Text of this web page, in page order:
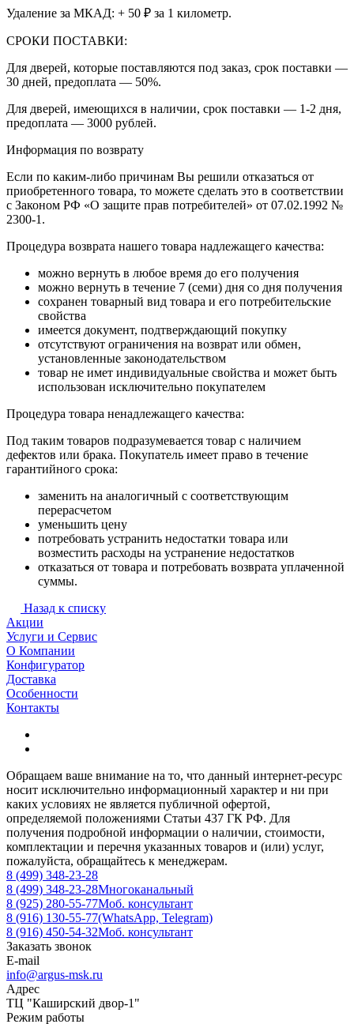
Удаление за МКАД: + 50 ₽ за 1 километр.
СРОКИ ПОСТАВКИ:
Для дверей, которые поставляются под заказ, срок поставки —
30 дней, предоплата — 50%.
Для дверей, имеющихся в наличии, срок поставки — 1-2 дня,
предоплата — 3000 рублей.
Информация по возврату
Если по каким-либо причинам Вы решили отказаться от
приобретенного товара, то можете сделать это в соответствии
с Законом РФ «О защите прав потребителей» от 07.02.1992 №
2300-1.
Процедура возврата нашего товара надлежащего качества:
можно вернуть в любое время до его получения
можно вернуть в течение 7 (семи) дня со дня получения
сохранен товарный вид товара и его потребительские
свойства
имеется документ, подтверждающий покупку
отсутствуют ограничения на возврат или обмен,
установленные законодательством
товар не имет индивидуальные свойства и может быть
использован исключительно покупателем
Процедура товара ненадлежащего качества:
Под таким товаров подразумевается товар с наличием
дефектов или брака. Покупатель имеет право в течение
гарантийного срока:
заменить на аналогичный с соответствующим
перерасчетом
уменьшить цену
потребовать устранить недостатки товара или
возместить расходы на устранение недостатков
отказаться от товара и потребовать возврата уплаченной
суммы.
Назад к списку
Акции
Услуги и Сервис
О Компании
Конфигуратор
Доставка
Особенности
Контакты
Обращаем ваше внимание на то, что данный интернет-ресурс
носит исключительно информационный характер и ни при
каких условиях не является публичной офертой,
определяемой положениями Статьи 437 ГК РФ. Для
получения подробной информации о наличии, стоимости,
комплектации и перечня указанных товаров и (или) услуг,
пожалуйста, обращайтесь к менеджерам.
8 (499) 348-23-28
8 (499) 348-23-28Многоканальный
8 (925) 280-55-77Моб. консультант
8 (916) 130-55-77(WhatsApp, Telegram)
8 (916) 450-54-32Моб. консультант
Заказать звонок
E-mail
info@argus-msk.ru
Адрес
ТЦ "Каширский двор-1"
Режим работы